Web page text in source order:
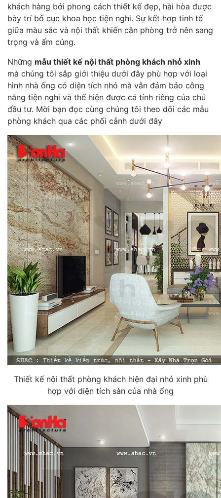
khách hàng bởi phong cách thiết kế đẹp, hài hòa được
bày trí bố cục khoa học tiện nghi. Sự kết hợp tinh tế
giữa màu sắc và nội thất khiến căn phòng trở nên sang
trọng và ấm cúng.
Những mẫu thiết kế nội thất phòng khách nhỏ xinh
mà chúng tôi sắp giới thiệu dưới đây phù hợp với loại
hình nhà ống có diện tích nhỏ mà vẫn đảm bảo công
năng tiện nghi và thể hiện được cá tính riêng của chủ
đầu tư. Mời bạn đọc cùng chúng tôi theo dõi các mẫu
phòng khách qua các phối cảnh dưới đây
Thiết kế nội thất phòng khách hiện đại nhỏ xinh phù
hợp với diện tích sàn của nhà ống